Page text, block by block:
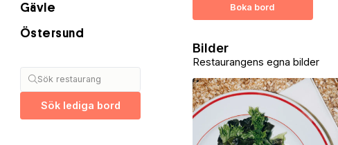
Gävle
Östersund
Sök restaurang
Sök lediga bord
Boka bord
Restaurangens egna bilder
Bilder